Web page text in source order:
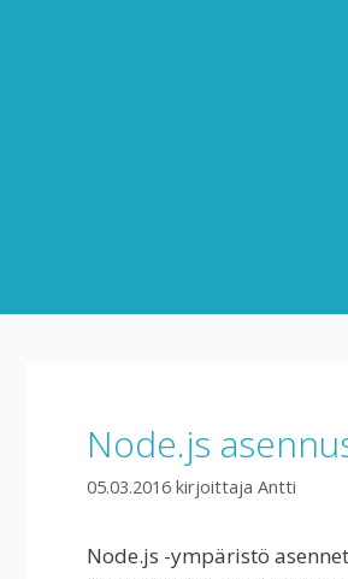
Node.js
05.03.2016 kirjoittaja Antti
Node.js -ympäristö